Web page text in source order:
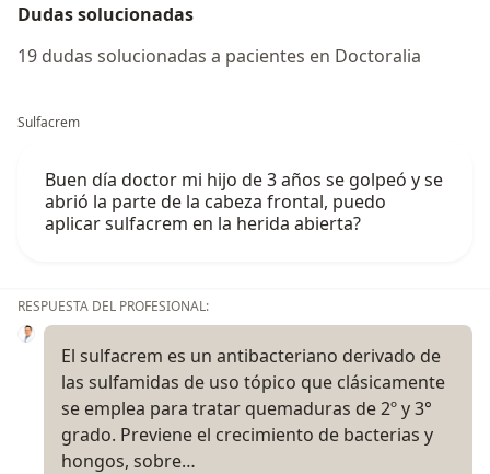
Dudas solucionadas
19 dudas solucionadas a pacientes en Doctoralia
Sulfacrem
Buen día doctor mi hijo de 3 años se golpeó y se
abrió la parte de la cabeza frontal, puedo
aplicar sulfacrem en la herida abierta?
RESPUESTA DEL PROFESIONAL:
El sulfacrem es un antibacteriano derivado de
las sulfamidas de uso tópico que clásicamente
se emplea para tratar quemaduras de 2º y 3°
grado. Previene el crecimiento de bacterias y
hongos, sobre…